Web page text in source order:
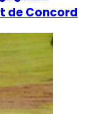
de Concord